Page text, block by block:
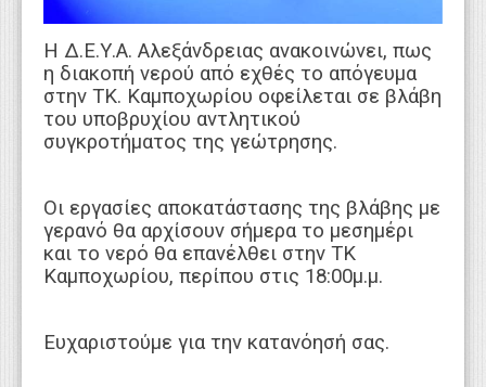
Η Δ.Ε.Υ.Α. Αλεξάνδρειας ανακοινώνει, πως
η διακοπή νερού από εχθές το απόγευμα
στην ΤΚ. Καμποχωρίου οφείλεται σε βλάβη
του υποβρυχίου αντλητικού
συγκροτήματος της γεώτρησης.
Οι εργασίες αποκατάστασης της βλάβης με
γερανό θα αρχίσουν σήμερα το μεσημέρι
και το νερό θα επανέλθει στην ΤΚ
Καμποχωρίου, περίπου στις 18:00μ.μ.
Ευχαριστούμε για την κατανόησή σας.